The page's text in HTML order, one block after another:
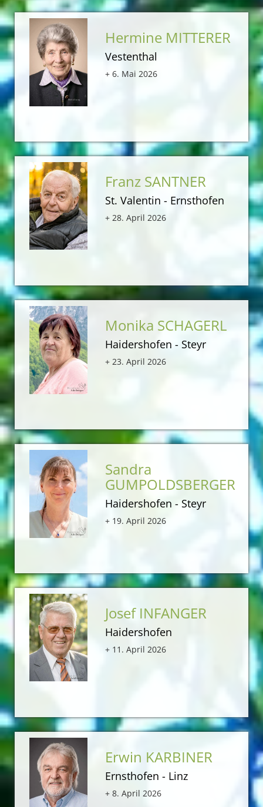
Hermine MITTERER
Vestenthal
+ 6. Mai 2026
Franz SANTNER
St. Valentin - Ernsthofen
+ 28. April 2026
Monika SCHAGERL
Haidershofen - Steyr
+ 23. April 2026
Sandra
GUMPOLDSBERGER
Haidershofen - Steyr
+ 19. April 2026
Josef INFANGER
Haidershofen
+ 11. April 2026
Erwin KARBINER
Ernsthofen - Linz
+ 8. April 2026